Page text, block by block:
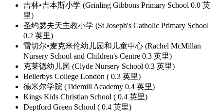
吉林•吉本斯小学 (Grinling Gibbons Primary School 0.0 英
里)
圣约瑟夫天主教小学 (St Joseph's Catholic Primary School
0.2 英里)
雷切尔•麦克米伦幼儿园和儿童中心 (Rachel McMillan
Nursery School and Children's Centre 0.3 英里)
克莱德幼儿园 (Clyde Nursery School 0.3 英里)
Bellerbys College London ( 0.3 英里)
德米尔学院 (Tidemill Academy 0.4 英里)
Kings Kids Christian School ( 0.4 英里)
Deptford Green School ( 0.4 英里)